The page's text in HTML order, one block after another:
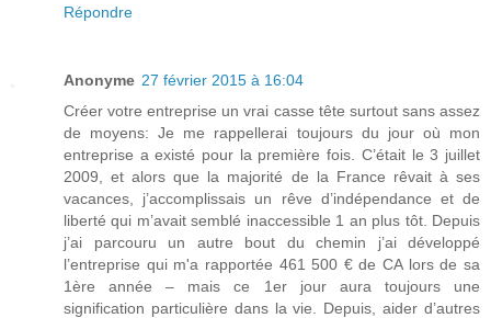
Répondre
Anonyme 27 février 2015 à 16:04
Créer votre entreprise un vrai casse tête surtout sans assez
de moyens: Je me rappellerai toujours du jour où mon
entreprise a existé pour la première fois. C’était le 3 juillet
2009, et alors que la majorité de la France rêvait à ses
vacances, j’accomplissais un rêve d’indépendance et de
liberté qui m’avait semblé inaccessible 1 an plus tôt. Depuis
j’ai parcouru un autre bout du chemin j’ai développé
l’entreprise qui m'a rapportée 461 500 € de CA lors de sa
1ère année – mais ce 1er jour aura toujours une
signification particulière dans la vie. Depuis, aider d’autres